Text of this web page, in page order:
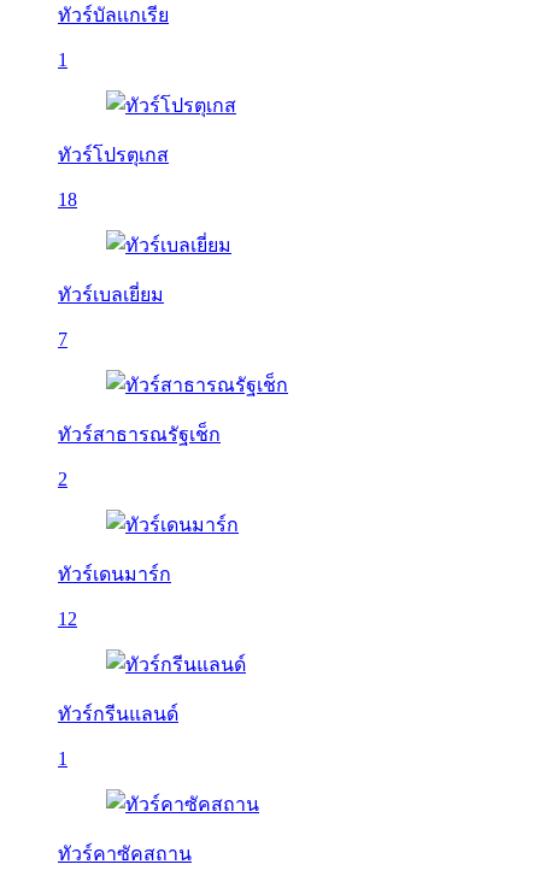
ทัวร์บัลเเกเรีย
1
ทัวร์โปรตุเกส
18
ทัวร์เบลเยี่ยม
7
ทัวร์สาธารณรัฐเช็ก
2
ทัวร์เดนมาร์ก
12
ทัวร์กรีนแลนด์
1
ทัวร์คาซัคสถาน